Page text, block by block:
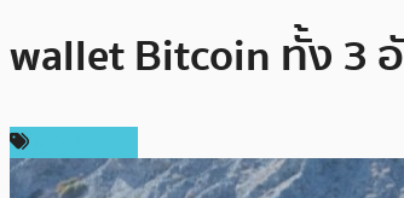
wallet Bitcoin ทั้ง 3